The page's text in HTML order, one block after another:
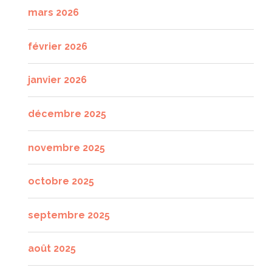
mars 2026
février 2026
janvier 2026
décembre 2025
novembre 2025
octobre 2025
septembre 2025
août 2025